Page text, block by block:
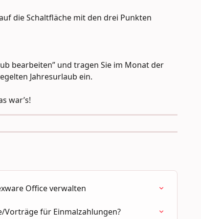
die Schaltfläche mit den drei Punkten
bearbeiten” und tragen Sie im Monat der
Jahresurlaub ein.
war’s!
Office verwalten
Vorträge für Einmalzahlungen?